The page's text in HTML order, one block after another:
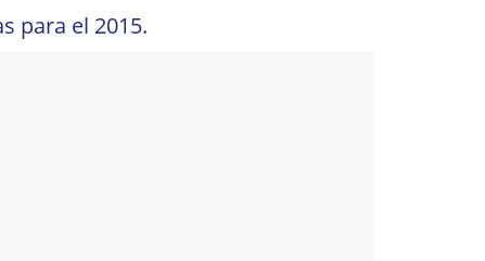
para el 2015.